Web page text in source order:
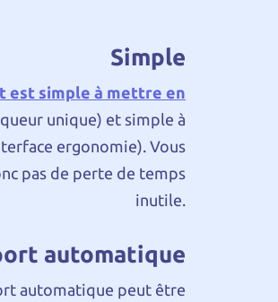
Simple
est simple à mettre en
unique) et simple à
ergonomie). Vous
pas de perte de temps
inutile.
automatique
automatique peut être